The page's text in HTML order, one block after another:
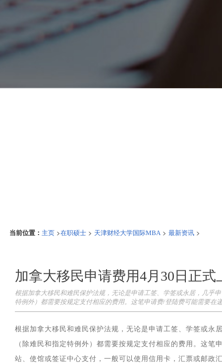
当前位置： 主页 >在职硕士 > 天津财经大学国际MBA >最新资讯 >
加拿大移民申请费用4月30日正式
根据加拿大移民和难民保护法规，无论是申请工签、学签或永居，几乎
特例外）都需要按规定支付相应的费用。这笔申请费/登陆费可能需要在
根据加拿大移民和难民保护法规，无论是申请工签、学签或永
（除难民和指定特例外）都需要按规定支付相应的费用。这笔
站、使馆或签证中心支付，一般可以使用信用卡，汇票或邮政